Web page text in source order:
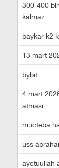
300-400
kalmaz
baykar k2
13 mart
bybit
4 mart
atması
mücteba
uss
ayetuullah